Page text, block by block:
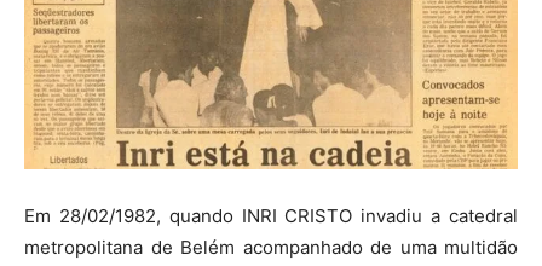
Em 28/02/1982, quando INRI CRISTO invadiu a catedral
metropolitana de Belém acompanhado de uma multidão